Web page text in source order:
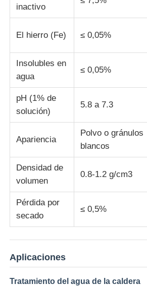
inactivo
El hierro (Fe) ≤ 0,05%
Insolubles en
agua
≤ 0,05%
pH (1% de
solución)
5.8 a 7.3
Apariencia
Polvo o gránulos
blancos
Densidad de
volumen
0.8-1.2 g/cm3
Pérdida por
secado
≤ 0,5%
Aplicaciones
Tratamiento del agua de la caldera